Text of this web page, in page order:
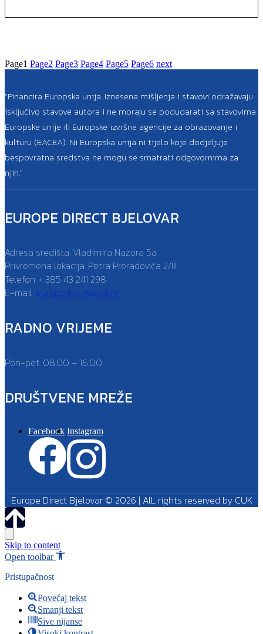
Page1 Page2 Page3 Page4 Page5 Page6 next
“Financira Europska unija. Iznesena mišljenja i stavovi odražavaju
isključivo stavove autora i ne moraju se podudarati sa stavovima
Europske unije ili Europske izvršne agencije za obrazovanje i
kulturu (EACEA). Ni Europska unija ni tijelo koje dodjeljuje
bespovratna sredstva ne mogu se smatrati odgovornima za
njih.”
EUROPE DIRECT BJELOVAR
Adresa središta: Vladimira Nazora 5a
Privremena lokacija: Petra Preradovića 2/III
Telefon: + 385 43 241 298
E-mail: europedirect@cuk.hr
RADNO VRIJEME
Pon-pet: 08:00 – 16:00
DRUŠTVENE MREŽE
Facebook Instagram
Europe Direct Bjelovar © 2026 | AlL rights reserved by CUK
Skip to content
Open toolbar
Pristupačnost
Povećaj tekst
Smanji tekst
Sive nijanse